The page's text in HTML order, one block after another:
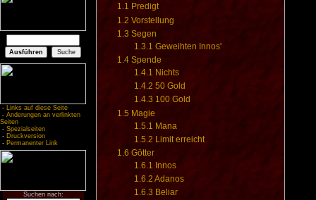
- Links auf diese Seite
- Änderungen an verlinkten
Seiten
- Spezialseiten
- Druckversion
- Permanenter Link
Suchen nach:
1.1 Predigt
1.2 Vorstellung
1.3 Segen
1.3.1 Geweihten Innos'
1.4 Spende
1.4.1 Nichts
1.4.2 50 Gold
1.4.3 100 Gold
1.5 Magie
1.5.1 Mana
1.5.2 Limit erreicht
1.6 Götter
1.6.1 Innos
1.6.2 Adanos
1.6.3 Beliar